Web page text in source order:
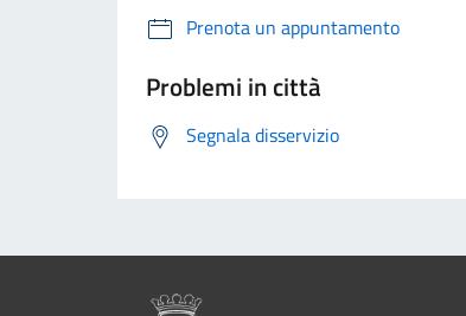
Prenota un appuntamento
Problemi in città
Segnala disservizio